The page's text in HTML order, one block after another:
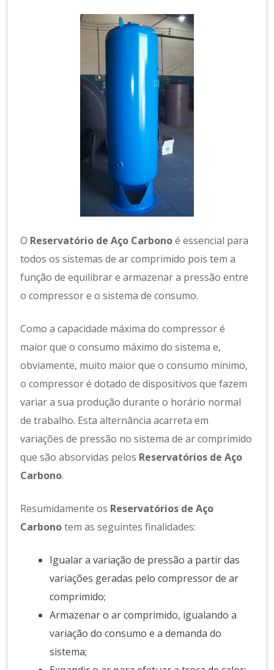
id
o
O Reservatório de Aço Carbonoé essencial para
todos os sistemas de ar comprimido pois tem a
função de equilibrar e armazenar a pressão entre
o compressor e o sistema de consumo.
Como a capacidade máxima do compressor é
maior que o consumo máximo do sistema e,
obviamente, muito maior que o consumo mínimo,
o compressor é dotado de dispositivos que fazem
variar a sua produção durante o horário normal
de trabalho. Esta alternância acarreta em
variações de pressão no sistema de ar comprimido
que são absorvidas pelos Reservatórios de Aço
Carbono.
Resumidamente os Reservatórios de Aço
Carbonotem as seguintes finalidades:
Igualar a variação de pressão a partir das
variações geradas pelo compressor de ar
comprimido;
Armazenar o ar comprimido, igualando a
variação do consumo e a demanda do
sistema;